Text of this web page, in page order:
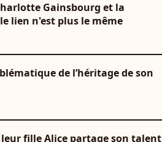
Gainsbourg et la
lien n'est plus le même
de l’héritage de son
fille Alice partage son talent